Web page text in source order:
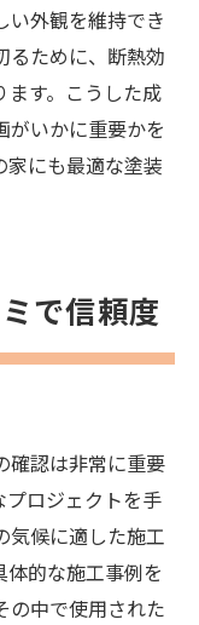
い外観を維持でき
るために、断熱効
ます。こうした成
がいかに重要かを
家にも最適な塗装
で信頼度
確認は非常に重要
プロジェクトを手
気候に適した施工
的な施工事例を
の中で使用された